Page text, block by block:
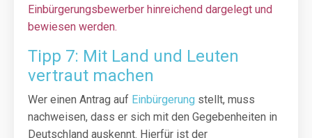
Einbürgerungsbewerber hinreichend dargelegt und
bewiesen werden.
Tipp 7: Mit Land und Leuten
vertraut machen
Wer einen Antrag auf Einbürgerung stellt, muss
nachweisen, dass er sich mit den Gegebenheiten in
Deutschland auskennt. Hierfür ist der